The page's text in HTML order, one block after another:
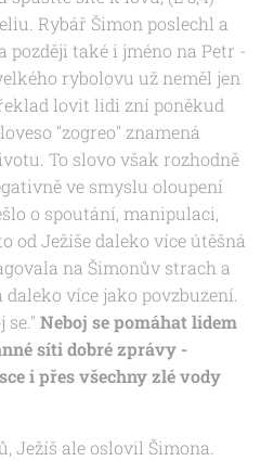
Rybář Šimon poslechl a
později také i jméno na Petr -
rybolovu už neměl jen
lovit lidi zní poněkud
"zogreo" znamená
To slovo však rozhodně
ve smyslu oloupení
o spoutání, manipulaci,
od Ježíše daleko více útěšná
na Šimonův strach a
více jako povzbuzení.
se." Neboj se pomáhat lidem
síti dobré zprávy -
i přes všechny zlé vody
Ježíš ale oslovil Šimona.